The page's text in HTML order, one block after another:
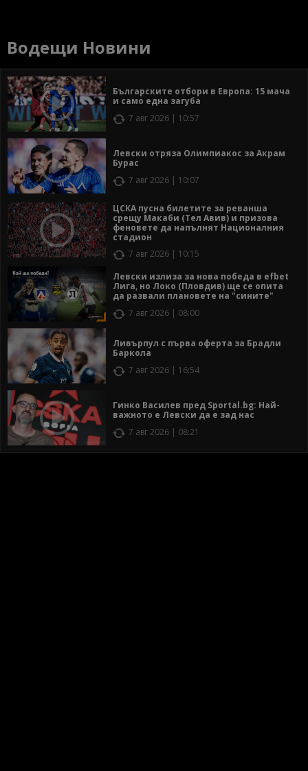
Водещи Новини
Българските отбори в Европа: 15 мача
и само една загуба
7 авг 2026 | 10:57
Левски отряза Олимпиакос за Акрам
Бурас
7 авг 2026 | 10:07
ЦСКА пусна билетите за реванша
срещу Макаби (Тел Авив) и призова
феновете да напълнят Националния
стадион
7 авг 2026 | 10:15
Левски излиза за нова победа в efbet
Лига, но Локо (Пловдив) ще се опита
да развали плановете на "сините"
7 авг 2026 | 08:00
Ливърпул с първа оферта за Брадли
Баркола
7 авг 2026 | 16:54
Гинко Василев пред Sportal.bg: Най-
важното е Левски да е зад нас
7 авг 2026 | 08:21